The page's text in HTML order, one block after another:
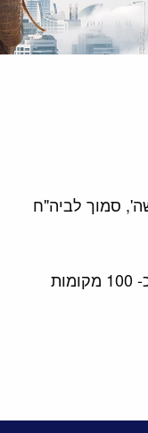
סמוך לביה"ח
ממכר – 3,700 מ"ר שטחי מסחר וכ- 100 מקומות